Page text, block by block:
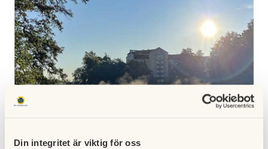
Din integritet är viktig för oss